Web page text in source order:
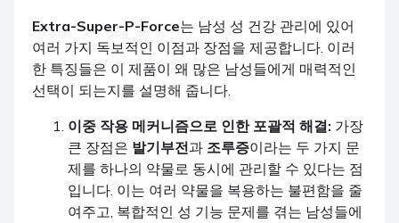
Extra-Super-P-Force는 남성 성 건강 관리에 있어
여러 가지 독보적인 이점과 장점을 제공합니다. 이러
한 특징들은 이 제품이 왜 많은 남성들에게 매력적인
선택이 되는지를 설명해 줍니다.
이중 작용 메커니즘으로 인한 포괄적 해결: 가장
큰 장점은 발기부전과 조루증이라는 두 가지 문
제를 하나의 약물로 동시에 관리할 수 있다는 점
입니다. 이는 여러 약물을 복용하는 불편함을 줄
여주고, 복합적인 성 기능 문제를 겪는 남성들에